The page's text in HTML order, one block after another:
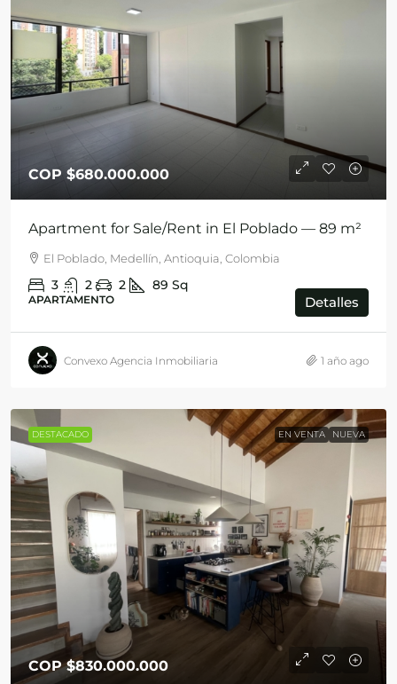
COP $680.000.000
Apartment for Sale/Rent in El Poblado — 89 m²
El Poblado, Medellín, Antioquia, Colombia
3 2 2 89 Sq
APARTAMENTO Detalles
Convexo Agencia Inmobiliaria 1 año ago
DESTACADO EN VENTA NUEVA
COP$830.000.000